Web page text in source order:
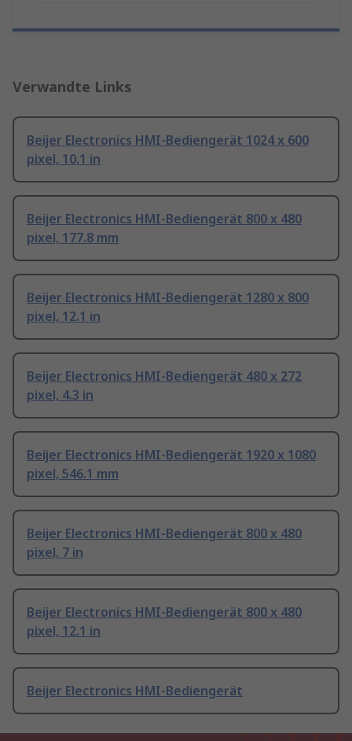
Verwandte Links
Beijer Electronics HMI-Bediengerät 1024 x 600
pixel, 10.1 in
Beijer Electronics HMI-Bediengerät 800 x 480
pixel, 177.8 mm
Beijer Electronics HMI-Bediengerät 1280 x 800
pixel, 12.1 in
Beijer Electronics HMI-Bediengerät 480 x 272
pixel, 4.3 in
Beijer Electronics HMI-Bediengerät 1920 x 1080
pixel, 546.1 mm
Beijer Electronics HMI-Bediengerät 800 x 480
pixel, 7 in
Beijer Electronics HMI-Bediengerät 800 x 480
pixel, 12.1 in
Beijer Electronics HMI-Bediengerät